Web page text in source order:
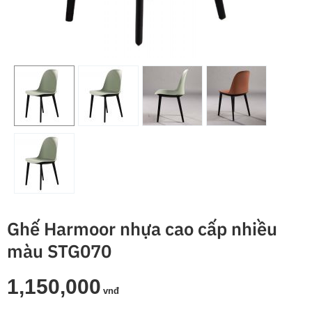
Ghế Harmoor nhựa cao cấp nhiều
màu STG070
1,150,000 vnđ